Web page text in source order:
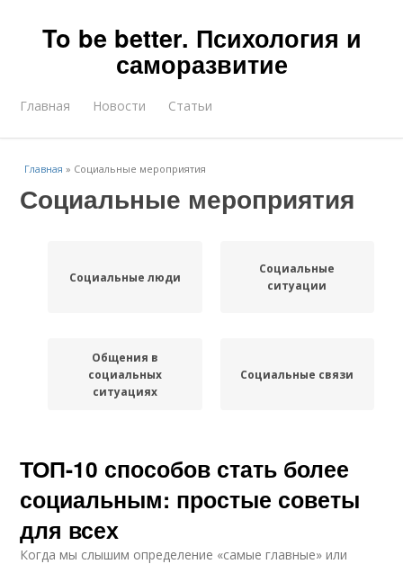
To be better. Психология и
саморазвитие
Главная Новости Статьи
Главная » Социальные мероприятия
Социальные мероприятия
Социальные люди
Социальные
ситуации
Общения в
социальных
ситуациях
Социальные связи
ТОП-10 способов стать более
социальным: простые советы
для всех
Когда мы слышим определение «самые главные» или